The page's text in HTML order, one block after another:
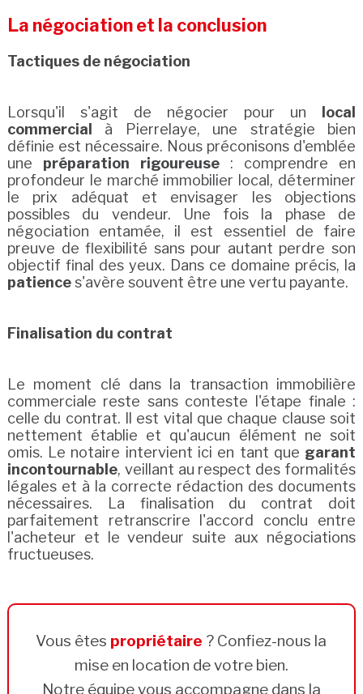
La négociation et la conclusion
Tactiques de négociation
Lorsqu'il s'agit de négocier pour un
local
commercial
à Pierrelaye, une stratégie bien
définie est nécessaire. Nous préconisons d'emblée
une préparation rigoureuse: comprendre en
profondeur le marché immobilier local, déterminer
le prix adéquat et envisager les objections
possibles du vendeur. Une fois la phase de
négociation entamée, il est essentiel de faire
preuve de flexibilité sans pour autant perdre son
objectif final des yeux. Dans ce domaine précis, la
patiences'avère souvent être une vertu payante.
Finalisation du contrat
Le moment clé dans la transaction immobilière
commerciale reste sans conteste l'étape finale :
celle du contrat. Il est vital que chaque clause soit
nettement établie et qu'aucun élément ne soit
omis. Le notaire intervient ici en tant que garant
incontournable, veillant au respect des formalités
légales et à la correcte rédaction des documents
nécessaires. La finalisation du contrat doit
parfaitement retranscrire l'accord conclu entre
l'acheteur et le vendeur suite aux négociations
fructueuses.
Vous êtes propriétaire ? Confiez-nous la
mise en location de votre bien.
Notre équipe vous accompagne dans la